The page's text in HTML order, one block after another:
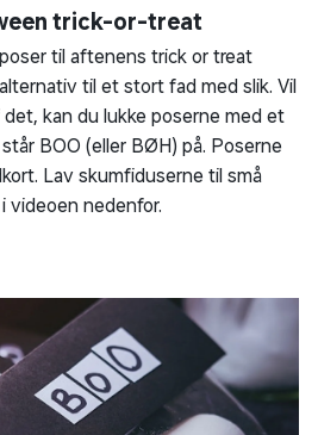
trick-or-treat
til aftenens trick or treat
til et stort fad med slik. Vil
kan du lukke poserne med et
BOO (eller BØH) på. Poserne
Lav skumfiduserne til små
videoen nedenfor.